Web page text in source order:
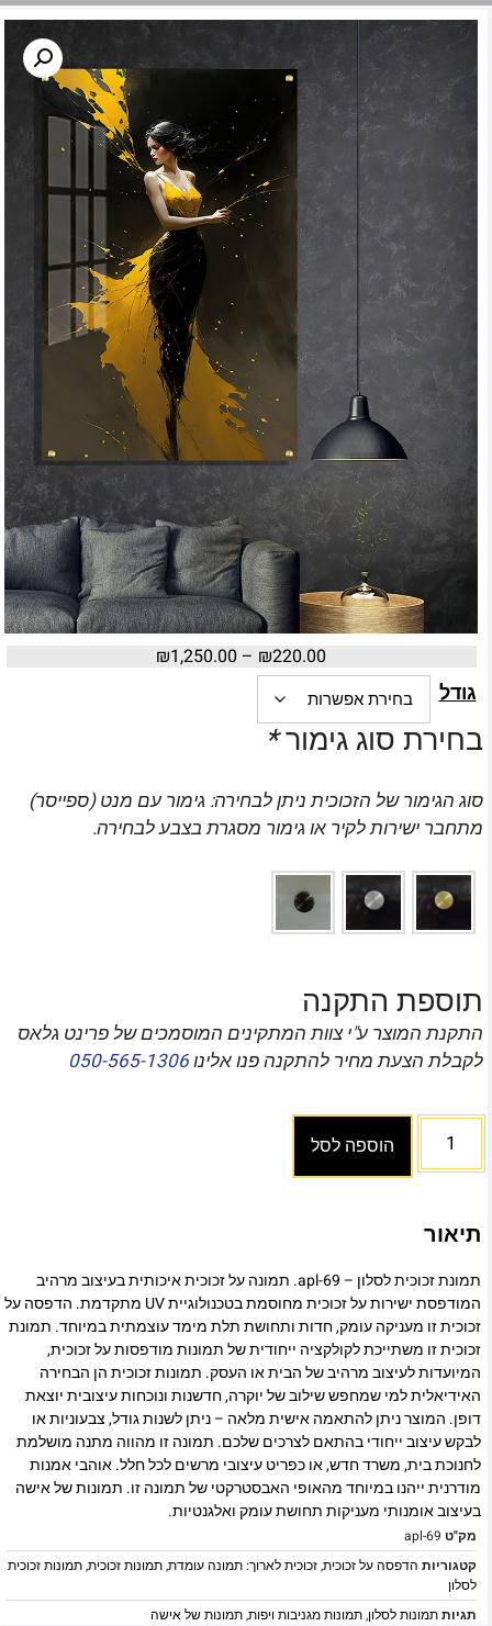
₪220.00
–
₪1,250.00
גודל
בחירת סוג גימור*
סוג הגימור של הזכוכית ניתן לבחירה: גימור עם מנט (ספייסר)
מתחבר ישירות לקיר או גימור מסגרת בצבע לבחירה.
תוספת התקנה
התקנת המוצר ע"י צוות המתקינים המוסמכים של פרינט גלאס
לקבלת הצעת מחיר להתקנה פנו אלינו050-565-1306
הוספה לסל
תיאור
תמונת זכוכית לסלון – apl-69. תמונה על זכוכית איכותית בעיצוב מרהיב
המודפסת ישירות על זכוכית מחוסמת בטכנולוגיית UV מתקדמת. הדפסה על
זכוכית זו מעניקה עומק, חדות ותחושת תלת מימד עוצמתית במיוחד. תמונת
זכוכית זו משתייכת לקולקציה ייחודית של תמונות מודפסות על זכוכית,
המיועדות לעיצוב מרהיב של הבית או העסק. תמונות זכוכית הן הבחירה
האידיאלית למי שמחפש שילוב של יוקרה, חדשנות ונוכחות עיצובית יוצאת
דופן. המוצר ניתן להתאמה אישית מלאה – ניתן לשנות גודל, צבעוניות או
לבקש עיצוב ייחודי בהתאם לצרכים שלכם. תמונה זו מהווה מתנה מושלמת
לחנוכת בית, משרד חדש, או כפריט עיצובי מרשים לכל חלל. אוהבי אמנות
מודרנית ייהנו במיוחד מהאופי האבסטרקטי של תמונה זו. תמונות של אישה
בעיצוב אומנותי מעניקות תחושת עומק ואלגנטיות.
מק"ט apl-69
קטגוריות הדפסה על זכוכית,זכוכית לארוך: תמונה עומדת,תמונות זכוכית,תמונות זכוכית
לסלון
תגיותתמונות לסלון,תמונות מגניבות ויפות,תמונות של אישה